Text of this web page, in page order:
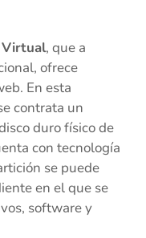
Virtual, que a
ofrece
En esta
contrata un
duro físico de
con tecnología
se puede
en el que se
software y